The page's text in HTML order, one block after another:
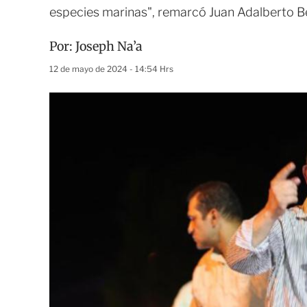
especies marinas", remarcó Juan Adalberto
Por: Joseph Na’a
12 de mayo de 2024 - 14:54 Hrs